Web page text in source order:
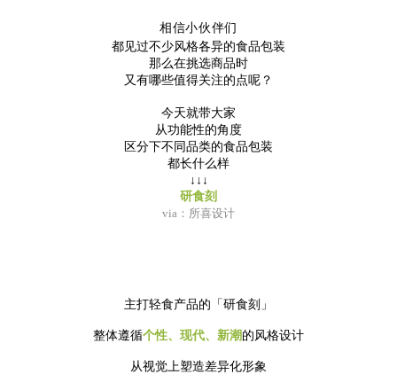
相信小伙伴们
都见过不少风格各异的食品包装
那么在挑选商品时
又有哪些值得关注的点呢？
今天就带大家
从功能性的角度
区分下不同品类的食品包装
都长什么样
↓↓↓
研食刻
via：所喜设计
主打轻食产品的「研食刻」
整体遵循个性、现代、新潮的风格设计
从视觉上塑造差异化形象